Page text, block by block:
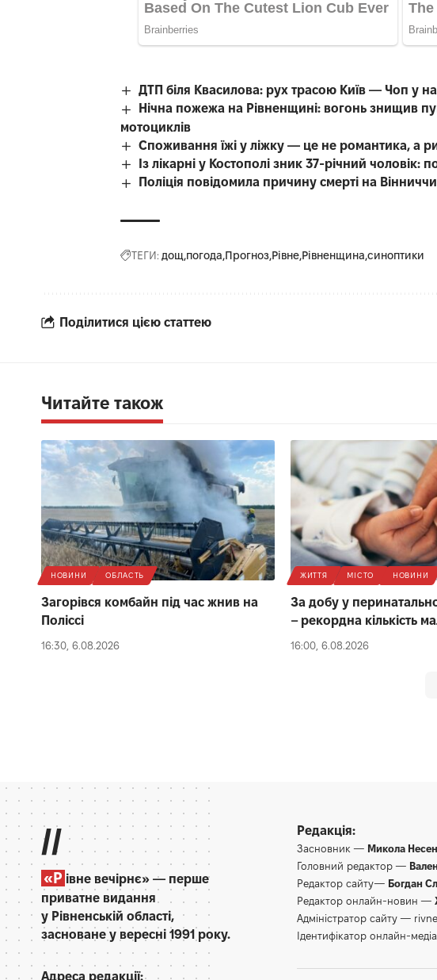
ДТП біля Квасилова: рух трасою Київ — Чоп у
Нічна пожежа на Рівненщині: вогонь знищив
мотоциклів
Споживання їжі у ліжку — це не романтика, а
Із лікарні у Костополі зник 37-річний
Поліція повідомила причину смерті на
ТЕГИ: дощ погода Прогноз Рівне Рівненщина синоптики
Поділитися цією статтею
Читайте також
НОВИНИ ОБЛАСТЬ
Загорівся комбайн під час жнив на
Поліссі
16:30, 6.08.2026
ЖИТТЯ МІСТО НОВИНИ
За добу у
– рекордна кількість
16:00, 6.08.2026
//
«Р івне вечірнє» — перше
приватне видання
у Рівненській області,
засноване у вересні 1991 року.
Адреса редакції:
Редакція:
Засновник — Микола
Головний редактор —
Редактор сайту— Богдан
Редактор онлайн-новин —
Адміністратор сайту —
Ідентифікатор онлайн-